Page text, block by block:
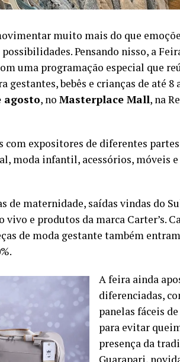
muito mais do que
Pensando nisso, a
uma programação especial que
gestantes, bebês e crianças de até 8
agosto, no Masterplace Mall, na
com expositores de diferentes
moda infantil, acessórios, móveis
de maternidade, saídas vindas do
e produtos da marca Carter’s.
de moda gestante também
A feira ainda
diferenciadas,
panelas fáceis
para evitar
presença da
Guarapari,